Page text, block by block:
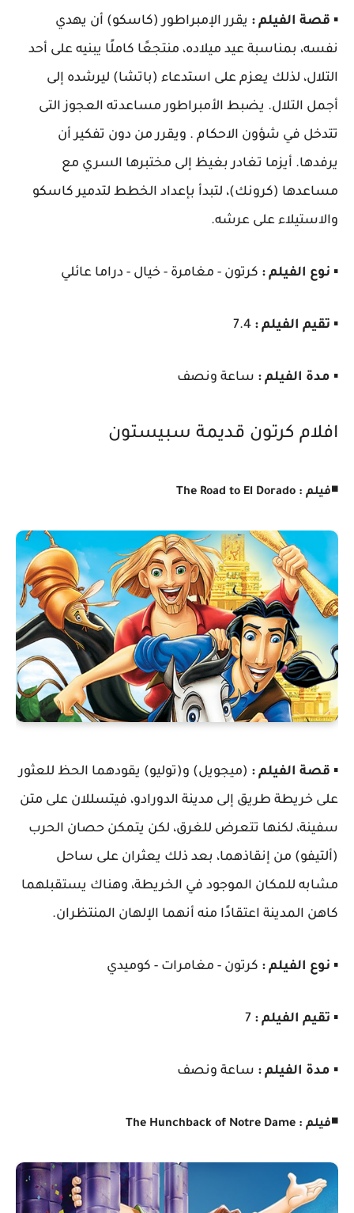
▪️ قصة الفيلم : يقرر الإمبراطور (كاسكو) أن يهدي
نفسه، بمناسبة عيد ميلاده، منتجعًا كاملًا يبنيه على أحد
التلال، لذلك يعزم على استدعاء (باتشا) ليرشده إلى
أجمل التلال. يضبط الأمبراطور مساعدته العجوز التى
تتدخل في شؤون الاحكام . ويقرر من دون تفكير أن
يرفدها. أيزما تغادر بغيظ إلى مختبرها السري مع
مساعدها (كرونك)، لتبدأ بإعداد الخطط لتدمير كاسكو
والاستيلاء على عرشه.
▪️ نوع الفيلم : كرتون - مغامرة - خيال - دراما عائلي
▪️ تقيم الفيلم :
▪️ مدة الفيلم : ساعة ونصف
افلام كرتون قديمة سبيستون
◾فيلم : The Road to El Dorado
▪️ قصة الفيلم : (ميجويل) و(توليو) يقودهما الحظ للعثور
على خريطة طريق إلى مدينة الدورادو، فيتسللان على متن
سفينة، لكنها تتعرض للغرق، لكن يتمكن حصان الحرب
(ألتيفو) من إنقاذهما، بعد ذلك يعثران على ساحل
مشابه للمكان الموجود في الخريطة، وهناك يستقبلهما
كاهن المدينة اعتقادًا منه أنهما الإلهان المنتظران.
▪️ نوع الفيلم : كرتون - مغامرات - كوميدي
▪️ تقيم الفيلم :
▪️ مدة الفيلم : ساعة ونصف
◾فيلم : The Hunchback of Notre Dame